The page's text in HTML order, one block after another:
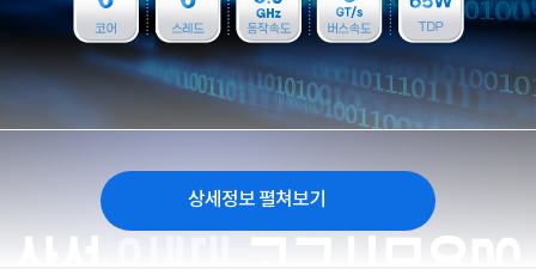
상세정보 펼쳐보기